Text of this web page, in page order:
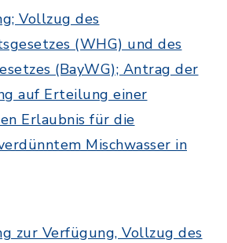
Vollzug des
(WHG) und des
(BayWG); Antrag der
auf Erteilung einer
Erlaubnis für die
Mischwasser in
zur Verfügung, Vollzug des